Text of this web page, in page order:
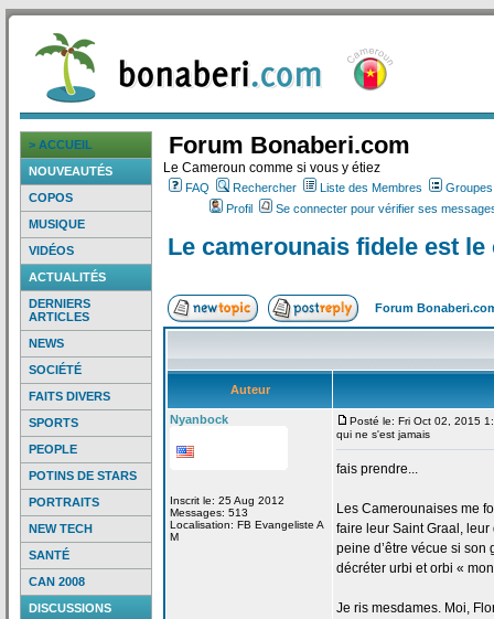
> ACCUEIL
NOUVEAUTÉS
COPOS
MUSIQUE
VIDÉOS
ACTUALITÉS
DERNIERS
ARTICLES
NEWS
SOCIÉTÉ
FAITS DIVERS
SPORTS
PEOPLE
POTINS DE STARS
PORTRAITS
NEW TECH
SANTÉ
CAN 2008
DISCUSSIONS
Forum Bonaberi.com
Le Cameroun comme si vous y étiez
FAQ Rechercher Liste des Membres
Profil
Se connecter pour vérifier ses
Le camerounais fidele est
Forum
Auteur
Nyanbock
Inscrit le: 25 Aug 2012
Messages: 513
Localisation: FB Evangeliste A
M
Posté le: Fri Oct 02, 2015
qui ne s'est jamais
fais prendre...
Les Camerounaises me
faire leur Saint Graal,
peine d’être vécue si
décréter urbi et orbi «
Je ris mesdames. Moi,